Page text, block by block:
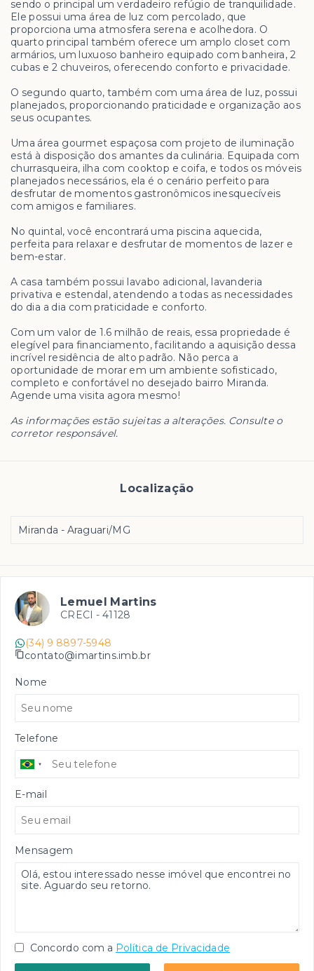
sendo o principal um verdadeiro refúgio de tranquilidade.
Ele possui uma área de luz com percolado, que
proporciona uma atmosfera serena e acolhedora. O
quarto principal também oferece um amplo closet com
armários, um luxuoso banheiro equipado com banheira, 2
cubas e 2 chuveiros, oferecendo conforto e privacidade.
O segundo quarto, também com uma área de luz, possui
planejados, proporcionando praticidade e organização aos
seus ocupantes.
Uma área gourmet espaçosa com projeto de iluminação
está à disposição dos amantes da culinária. Equipada com
churrasqueira, ilha com cooktop e coifa, e todos os móveis
planejados necessários, ela é o cenário perfeito para
desfrutar de momentos gastronômicos inesquecíveis
com amigos e familiares.
No quintal, você encontrará uma piscina aquecida,
perfeita para relaxar e desfrutar de momentos de lazer e
bem-estar.
A casa também possui lavabo adicional, lavanderia
privativa e estendal, atendendo a todas as necessidades
do dia a dia com praticidade e conforto.
Com um valor de 1.6 milhão de reais, essa propriedade é
elegível para financiamento, facilitando a aquisição dessa
incrível residência de alto padrão. Não perca a
oportunidade de morar em um ambiente sofisticado,
completo e confortável no desejado bairro Miranda.
Agende uma visita agora mesmo!
As informações estão sujeitas a alterações. Consulte o
corretor responsável.
Localização
Miranda - Araguari/MG
Lemuel Martins
CRECI - 41128
(34) 9 8897-5948
contato@imartins.imb.br
Nome
Telefone
E-mail
Mensagem
Concordo com a Política de Privacidade